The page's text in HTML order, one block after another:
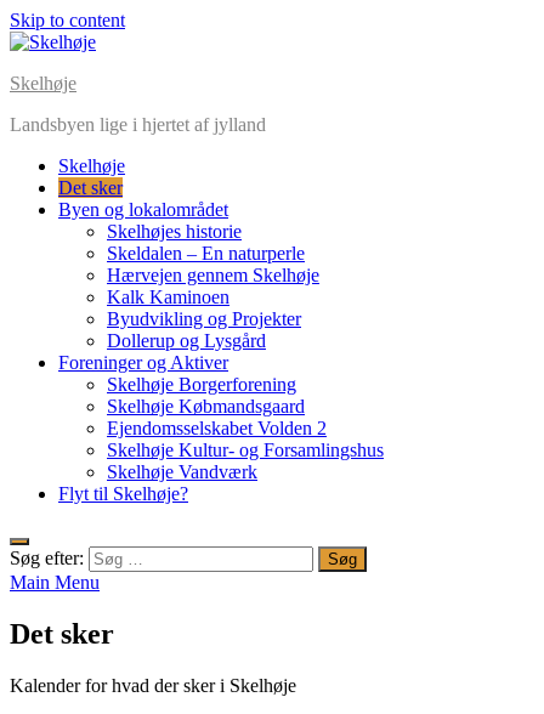
Skip to content
Skelhøje
Landsbyen lige i hjertet af jylland
Skelhøje
Det sker
Byen og lokalområdet
Skelhøjes historie
Skeldalen – En naturperle
Hærvejen gennem Skelhøje
Kalk Kaminoen
Byudvikling og Projekter
Dollerup og Lysgård
Foreninger og Aktiver
Skelhøje Borgerforening
Skelhøje Købmandsgaard
Ejendomsselskabet Volden 2
Skelhøje Kultur- og Forsamlingshus
Skelhøje Vandværk
Flyt til Skelhøje?
Søg efter:
Main Menu
Det sker
Kalender for hvad der sker i Skelhøje